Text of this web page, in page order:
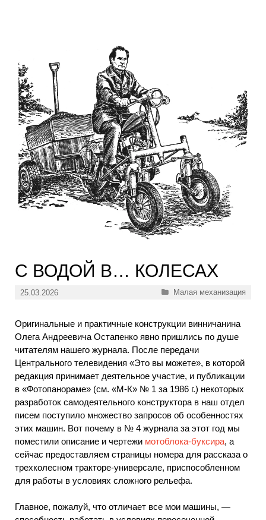
С ВОДОЙ В… КОЛЕСАХ
25.03.2026 Рубрики
Малая механизация
Оригинальные и практичные конструкции винничанина
Олега Андреевича Остапенко явно пришлись по душе
читателям нашего журнала. После передачи
Центрального телевидения «Это вы можете», в которой
редакция принимает деятельное участие, и публикации
в «Фотопанораме» (см. «М-К» № 1 за 1986 г.) некоторых
разработок самодеятельного конструктора в наш отдел
писем поступило множество запросов об особенностях
этих машин. Вот почему в № 4 журнала за этот год мы
поместили описание и чертежи мотоблока-буксира, а
сейчас предоставляем страницы номера для рассказа о
трехколесном тракторе-универсале, приспособленном
для работы в условиях сложного рельефа.
Главное, пожалуй, что отличает все мои машины, —